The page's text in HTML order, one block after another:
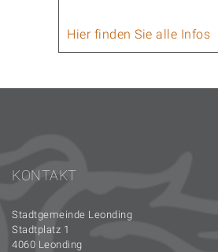
Hier finden Sie alle Infos
KONTAKT
Stadtgemeinde Leonding
Stadtplatz 1
4060 Leonding